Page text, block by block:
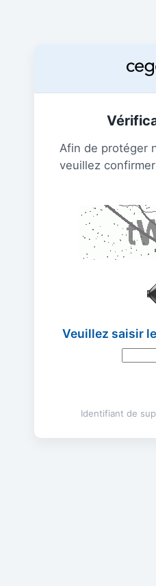
Afin de protéger
veuillez
Veuillez saisir
Identifiant de